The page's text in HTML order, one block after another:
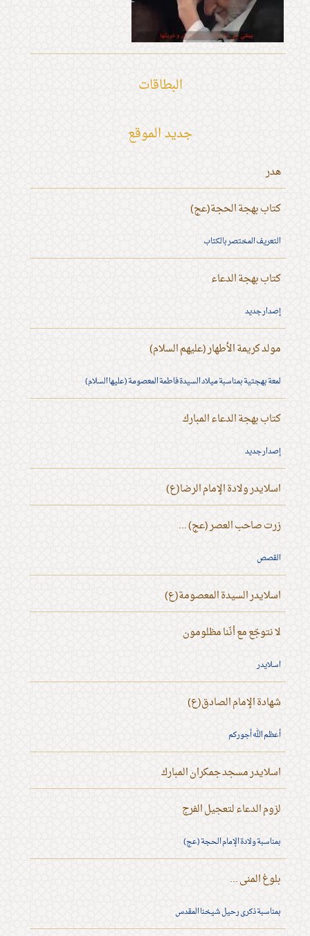
البطاقات
جديد الموقع
هدر
كتاب بهجة الحجة(عج)
التعريف المختصر بالكتاب
كتاب بهجة الدعاء
إصدار جديد
مولد كريمة الأطهار (عليهم السلام)
لمعة بهجتية بمناسبة ميلاد السيدة فاطمة المعصومة (عليها السلام)
كتاب بهجة الدعاء المبارك
إصدار جديد
اسلايدر ولادة الإمام الرضا(ع)
زرت صاحب العصر (عج) ...
القصص
اسلايدر السيدة المعصومة(ع)
لا نتوجّع مع أنّنا مظلومون
اسلايدر
شهادة الإمام الصادق(ع)
أعظم الله أجوركم
اسلايدر مسجد جمكران المبارك
لزوم الدعاء لتعجيل الفرج
بمناسبة ولادة الإمام الحجة (عج)
بلوغ المنى ...
بمناسبة ذكرى رحيل شيخنا المقدس